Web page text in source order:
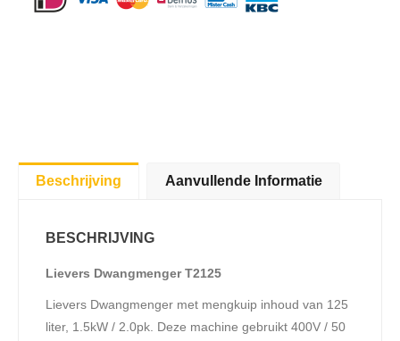
Beschrijving Aanvullende Informatie
BESCHRIJVING
Lievers Dwangmenger T2125
Lievers Dwangmenger met mengkuip inhoud van 125
liter, 1.5kW / 2.0pk. Deze machine gebruikt 400V / 50